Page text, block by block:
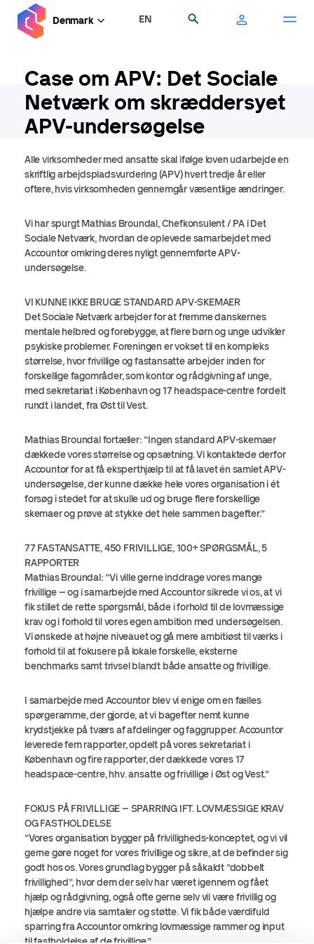
hovedindhold
Denmark EN
Case om APV: Det Sociale
Netværk om skræddersyet
APV-undersøgelse
Alle virksomheder med ansatte skal ifølge loven udarbejde en
skriftlig arbejdspladsvurdering (APV) hvert tredje år eller
oftere, hvis virksomheden gennemgår væsentlige ændringer.
Vi har spurgt Mathias Broundal, Chefkonsulent / PA i Det
Sociale Netværk, hvordan de oplevede samarbejdet med
Accountor omkring deres nyligt gennemførte APV-
undersøgelse.
VI KUNNE IKKE BRUGE STANDARD APV-SKEMAER
Det Sociale Netværk arbejder for at fremme danskernes
mentale helbred og forebygge, at flere børn og unge udvikler
psykiske problemer. Foreningen er vokset til en kompleks
størrelse, hvor frivillige og fastansatte arbejder inden for
forskellige fagområder, som kontor og rådgivning af unge,
med sekretariat i København og 17 headspace-centre fordelt
rundt i landet, fra Øst til Vest.
Mathias Broundal fortæller: ”Ingen standard APV-skemaer
dækkede vores størrelse og opsætning. Vi kontaktede derfor
Accountor for at få eksperthjælp til at få lavet én samlet APV-
undersøgelse, der kunne dække hele vores organisation i ét
forsøg i stedet for at skulle ud og bruge flere forskellige
skemaer og prøve at stykke det hele sammen bagefter.”
77 FASTANSATTE, 450 FRIVILLIGE, 100+ SPØRGSMÅL, 5
RAPPORTER
Mathias Broundal: ”Vi ville gerne inddrage vores mange
frivillige – og i samarbejde med Accountor sikrede vi os, at vi
fik stillet de rette spørgsmål, både i forhold til de lovmæssige
krav og i forhold til vores egen ambition med undersøgelsen.
Vi ønskede at højne niveauet og gå mere ambitiøst til værks i
forhold til at fokusere på lokale forskelle, eksterne
benchmarks samt trivsel blandt både ansatte og frivillige.
I samarbejde med Accountor blev vi enige om en fælles
spørgeramme, der gjorde, at vi bagefter nemt kunne
krydstjekke på tværs af afdelinger og faggrupper. Accountor
leverede fem rapporter, opdelt på vores sekretariat i
København og fire rapporter, der dækkede vores 17
headspace-centre, hhv. ansatte og frivillige i Øst og Vest.”
FOKUS PÅ FRIVILLIGE – SPARRING IFT. LOVMÆSSIGE KRAV
OG FASTHOLDELSE
”Vores organisation bygger på frivilligheds-konceptet, og vi vil
gerne gøre noget for vores frivillige og sikre, at de befinder sig
godt hos os. Vores grundlag bygger på såkaldt ”dobbelt
frivillighed”, hvor dem der selv har været igennem og fået
hjælp og rådgivning, også ofte gerne selv vil være frivillig og
hjælpe andre via samtaler og støtte. Vi fik både værdifuld
sparring fra Accountor omkring lovmæssige rammer og input
til fastholdelse af de frivillige.”